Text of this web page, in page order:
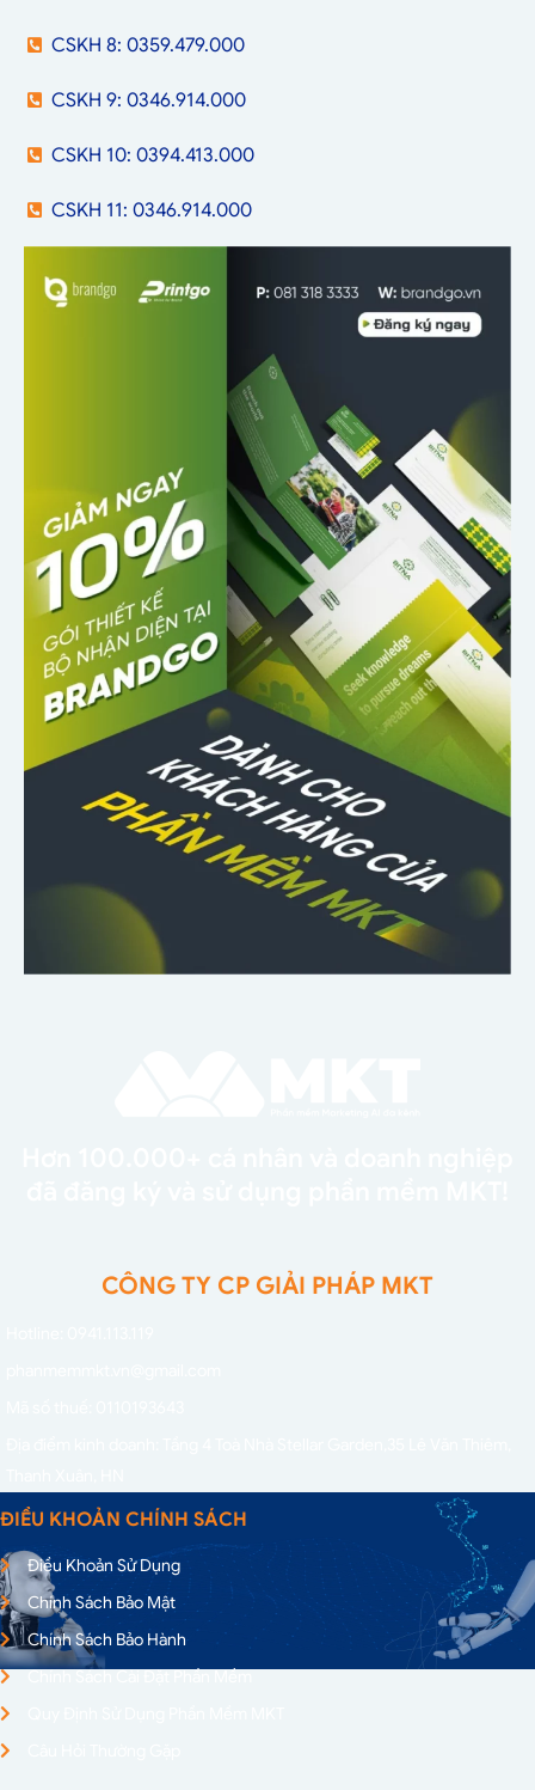
CSKH 8: 0359.479.000
CSKH 9: 0346.914.000
CSKH 10: 0394.413.000
CSKH 11: 0346.914.000
CÔNG TY CP GIẢI PHÁP MKT
ĐIỀU KHOẢN CHÍNH SÁCH
Điều Khoản Sử Dụng
Chính Sách Bảo Mật
Chính Sách Bảo Hành